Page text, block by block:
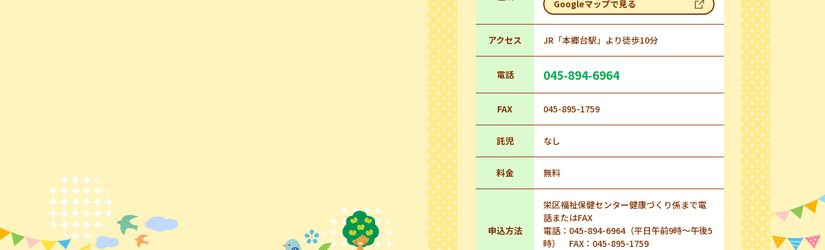
Googleマップで見る
アクセス JR「本郷台駅」より徒歩10分
電話 045-894-6964
FAX 045-895-1759
託児 なし
料金 無料
申込方法
栄区福祉保健センター健康づくり係まで電
話またはFAX
電話：045-894-6964（平日午前9時～午後5
時） FAX：045-895-1759